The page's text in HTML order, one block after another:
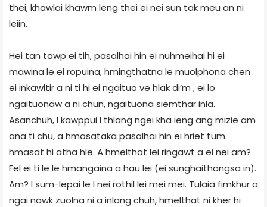
thei, khawlai khawm leng thei ei nei sun tak meu an ni
leiin.
Hei tan tawp ei tih, pasalhai hin ei nuhmeihai hi ei
mawina le ei ropuina, hmingthatna le muolphona chen
ei inkawltir a ni ti hi ei ngaituo ve hlak di’m , ei lo
ngaituonaw a ni chun, ngaituona siemthar inla.
Asanchuh, I kawppui I thlang ngei kha ieng ang mizie am
ana ti chu, a hmasataka pasalhai hin ei hriet tum
hmasat hi atha hle. A hmelthat lei ringawt a ei nei am?
Fel ei ti le le hmangaina a hau lei (ei sunghaithangsa in).
Am? I sum-lepai le I nei rothil lei mei mei. Tulaia fimkhur a
ngai nawk zuolna ni a inlang chuh, hmelthat ni kher hi